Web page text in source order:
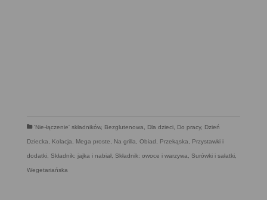
'Nie-łączenie' składników, Bezglutenowa Dla dzieci Do pracy, Dzień
Dziecka Kolacja Mega proste Na grilla Obiad Przekąska Przystawki i
dodatki Składnik: jajka i nabiał Składnik: owoce i warzywa Surówki i sałatki
Wegetariańska